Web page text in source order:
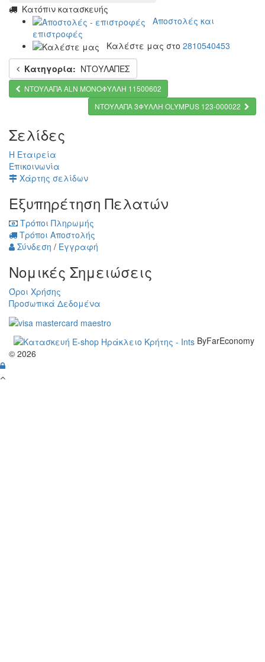
Κατόπιν κατασκευής
Αποστολές και
επιστροφές
Καλέστε μας στο 2810540453
Κατηγορία: ΝΤΟΥΛΑΠΕΣ
ΝΤΟΥΛΑΠΑ ALN ΜΟΝΟΦΥΛΛΗ 11500602
ΝΤΟΥΛΑΠΑ 3ΦΥΛΛΗ OLYMPUS 123-000022
Σελίδες
Η Εταιρεία
Επικοινωνία
Χάρτης σελίδων
Εξυπηρέτηση Πελατών
Τρόποι Πληρωμής
Τρόποι Αποστολής
Σύνδεση / Εγγραφή
Νομικές Σημειώσεις
Όροι Χρήσης
Προσωπικά Δεδομένα
ByFarEconomy
© 2026